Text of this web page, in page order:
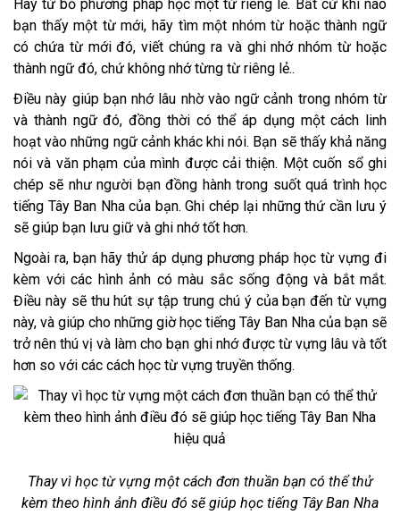
Hãy từ bỏ phương pháp học một từ riêng lẻ. Bất cứ khi nào
bạn thấy một từ mới, hãy tìm một nhóm từ hoặc thành ngữ
có chứa từ mới đó, viết chúng ra và ghi nhớ nhóm từ hoặc
thành ngữ đó, chứ không nhớ từng từ riêng lẻ..
Điều này giúp bạn nhớ lâu nhờ vào ngữ cảnh trong nhóm từ
và thành ngữ đó, đồng thời có thể áp dụng một cách linh
hoạt vào những ngữ cảnh khác khi nói. Bạn sẽ thấy khả năng
nói và văn phạm của mình được cải thiện. Một cuốn sổ ghi
chép sẽ như người bạn đồng hành trong suốt quá trình học
tiếng Tây Ban Nha của bạn. Ghi chép lại những thứ cần lưu ý
sẽ giúp bạn lưu giữ và ghi nhớ tốt hơn.
Ngoài ra, bạn hãy thử áp dụng phương pháp học từ vựng đi
kèm với các hình ảnh có màu sắc sống động và bắt mắt.
Điều này sẽ thu hút sự tập trung chú ý của bạn đến từ vựng
này, và giúp cho những giờ học tiếng Tây Ban Nha của bạn sẽ
trở nên thú vị và làm cho bạn ghi nhớ được từ vựng lâu và tốt
hơn so với các cách học từ vựng truyền thống.
Thay vì học từ vựng một cách đơn thuần bạn có thể thử
kèm theo hình ảnh điều đó sẽ giúp học tiếng Tây Ban Nha